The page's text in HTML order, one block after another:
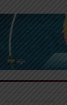
Accueil